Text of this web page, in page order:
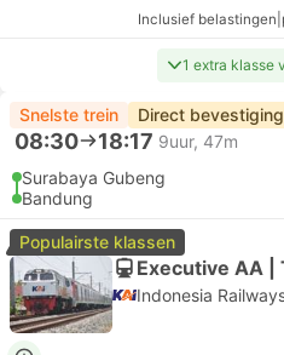
Inclusief belastingen
1 extra klasse
Snelste trein Direct bevestiging
08:30 18:17 9uur, 47m
Surabaya Gubeng
Bandung
Populairste klassen
Executive AA |
Indonesia